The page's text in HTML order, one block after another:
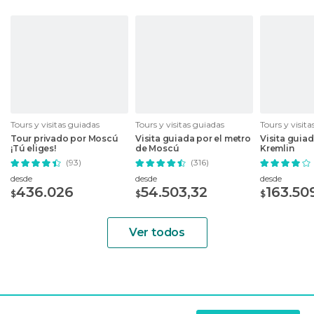
Tours y visitas guiadas
Tour privado por Moscú
¡Tú eliges!
(93)
desde
$436.026
Tours y visitas guiadas
Visita guiada por el metro
de Moscú
(316)
desde
$54.503,32
Tours y
Visita
Kremlin
desde
$
Ver todos